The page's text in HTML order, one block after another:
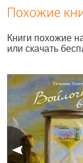
Похожие
Книги похожие
или скачать